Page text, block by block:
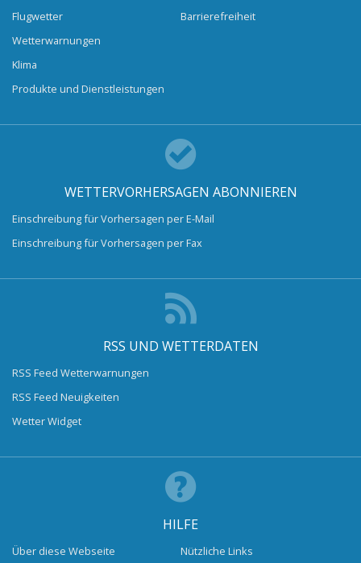
Flugwetter
Wetterwarnungen
Klima
Produkte und Dienstleistungen
Barrierefreiheit
WETTERVORHERSAGEN ABONNIEREN
Einschreibung für Vorhersagen per E-Mail
Einschreibung für Vorhersagen per Fax
RSS UND WETTERDATEN
RSS Feed Wetterwarnungen
RSS Feed Neuigkeiten
Wetter Widget
HILFE
Über diese Webseite Nützliche Links